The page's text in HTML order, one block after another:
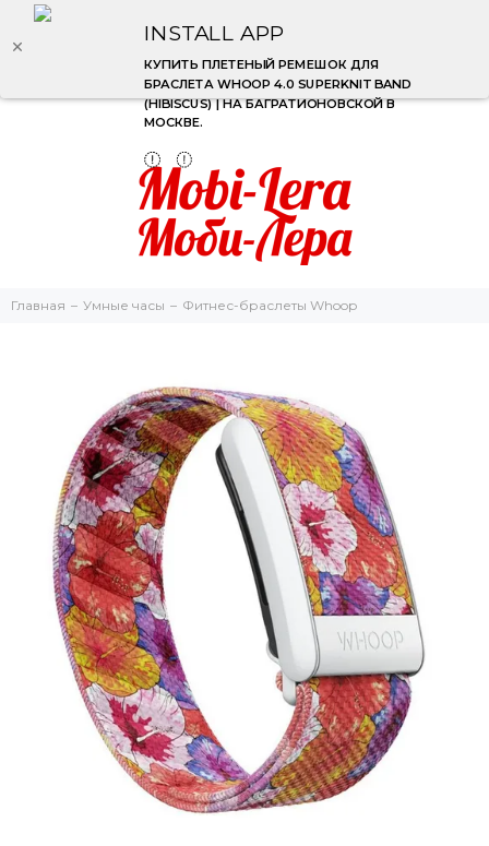
INSTALL APP
КУПИТЬ ПЛЕТЕНЫЙ РЕМЕШОК ДЛЯ
БРАСЛЕТА WHOOP 4.0 SUPERKNIT BAND​
(HIBISCUS) | НА БАГРАТИОНОВСКОЙ В
МОСКВЕ.
Главная Умные часы Фитнес-браслеты Whoop